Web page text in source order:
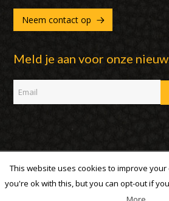
Neem contact op
Meld je aan voor onze
Copyright 2007 - 2019 | DUX International B.V.
voorbehouden
This website uses cookies to improve
you're ok with this, but you can opt-out if